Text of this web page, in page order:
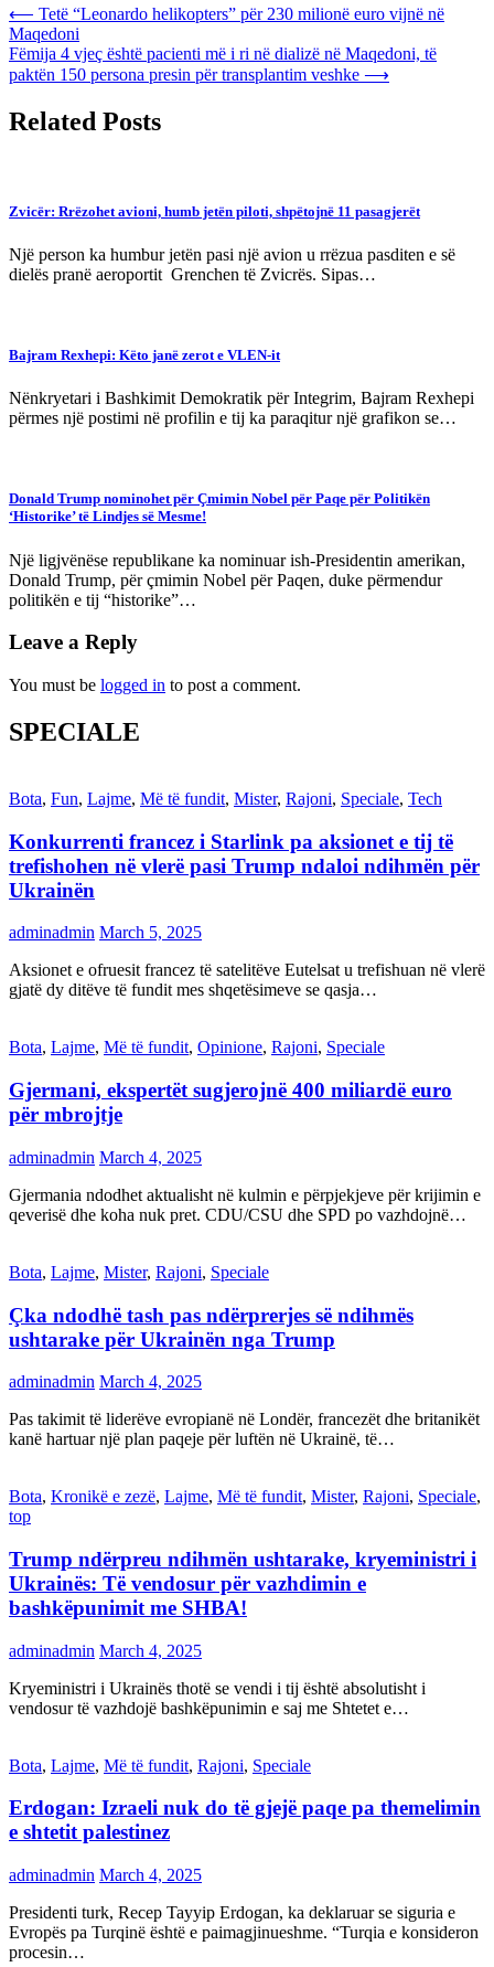
Post
navigation
⟵ Tetë “Leonardo helikopters” për 230 milionë euro vijnë në
Maqedoni
Fëmija 4 vjeç është pacienti më i ri në dializë në Maqedoni, të
paktën 150 persona presin për transplantim veshke ⟶
Related Posts
Zvicër: Rrëzohet avioni, humb jetën piloti, shpëtojnë 11 pasagjerët
Një person ka humbur jetën pasi një avion u rrëzua pasditen e së
dielës pranë aeroportit Grenchen të Zvicrës. Sipas…
Bajram Rexhepi: Këto janë zerot e VLEN-it
Nënkryetari i Bashkimit Demokratik për Integrim, Bajram Rexhepi
përmes një postimi në profilin e tij ka paraqitur një grafikon se…
Donald Trump nominohet për Çmimin Nobel për Paqe për Politikën
‘Historike’ të Lindjes së Mesme!
Një ligjvënëse republikane ka nominuar ish-Presidentin amerikan,
Donald Trump, për çmimin Nobel për Paqen, duke përmendur
politikën e tij “historike”…
Leave a Reply
You must be logged in to post a comment.
SPECIALE
Bota, Fun, Lajme, Më të fundit, Mister, Rajoni, Speciale, Tech
Konkurrenti francez i Starlink pa aksionet e tij të
trefishohen në vlerë pasi Trump ndaloi ndihmën për
Ukrainën
adminadmin March 5, 2025
Aksionet e ofruesit francez të satelitëve Eutelsat u trefishuan në vlerë
gjatë dy ditëve të fundit mes shqetësimeve se qasja…
Bota, Lajme, Më të fundit, Opinione, Rajoni, Speciale
Gjermani, ekspertët sugjerojnë 400 miliardë euro
për mbrojtje
adminadmin March 4, 2025
Gjermania ndodhet aktualisht në kulmin e përpjekjeve për krijimin e
qeverisë dhe koha nuk pret. CDU/CSU dhe SPD po vazhdojnë…
Bota, Lajme, Mister, Rajoni, Speciale
Çka ndodhë tash pas ndërprerjes së ndihmës
ushtarake për Ukrainën nga Trump
adminadmin March 4, 2025
Pas takimit të liderëve evropianë në Londër, francezët dhe britanikët
kanë hartuar një plan paqeje për luftën në Ukrainë, të…
Bota, Kronikë e zezë, Lajme, Më të fundit, Mister, Rajoni, Speciale,
top
Trump ndërpreu ndihmën ushtarake, kryeministri i
Ukrainës: Të vendosur për vazhdimin e
bashkëpunimit me SHBA!
adminadmin March 4, 2025
Kryeministri i Ukrainës thotë se vendi i tij është absolutisht i
vendosur të vazhdojë bashkëpunimin e saj me Shtetet e…
Bota, Lajme, Më të fundit, Rajoni, Speciale
Erdogan: Izraeli nuk do të gjejë paqe pa themelimin
e shtetit palestinez
adminadmin March 4, 2025
Presidenti turk, Recep Tayyip Erdogan, ka deklaruar se siguria e
Evropës pa Turqinë është e paimagjinueshme. “Turqia e konsideron
procesin…